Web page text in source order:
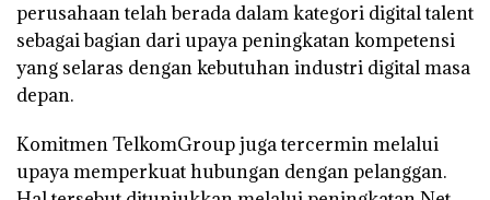
perusahaan telah berada dalam kategori digital talent
sebagai bagian dari upaya peningkatan kompetensi
yang selaras dengan kebutuhan industri digital masa
depan.
Komitmen TelkomGroup juga tercermin melalui
upaya memperkuat hubungan dengan pelanggan.